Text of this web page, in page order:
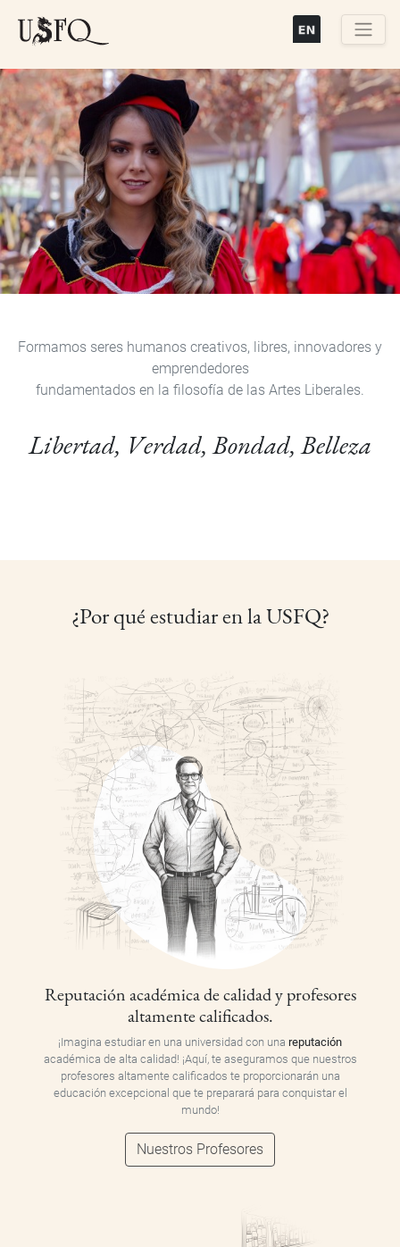
principal
Previous Next
Formamos seres humanos creativos, libres, innovadores y
emprendedores
fundamentados en la filosofía de las Artes Liberales.
Libertad, Verdad, Bondad, Belleza
¿Por qué estudiar en la USFQ?
Reputación académica de calidad y profesores
altamente calificados.
¡Imagina estudiar en una universidad con una reputación
académica de alta calidad! ¡Aquí, te aseguramos que nuestros
profesores altamente calificados te proporcionarán una
educación excepcional que te preparará para conquistar el
mundo!
Nuestros Profesores